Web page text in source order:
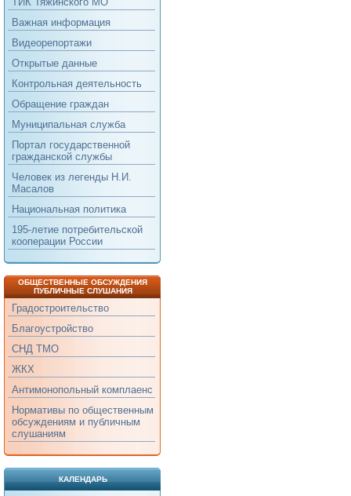
Важная информация
Видеорепортажи
Открытые данные
Контрольная деятельность
Обращение граждан
Муниципальная служба
Портал государственной
гражданской службы
Человек из легенды Н.И.
Масалов
Национальная политика
195-летие потребительской
кооперации России
ОБЩЕСТВЕННЫЕ ОБСУЖДЕНИЯ
ПУБЛИЧНЫЕ СЛУШАНИЯ
Градостроительство
Благоустройство
СНД ТМО
ЖКХ
Антимонопольный комплаенс
Нормативы по общественным
обсуждениям и публичным
слушаниям
КАЛЕНДАРЬ